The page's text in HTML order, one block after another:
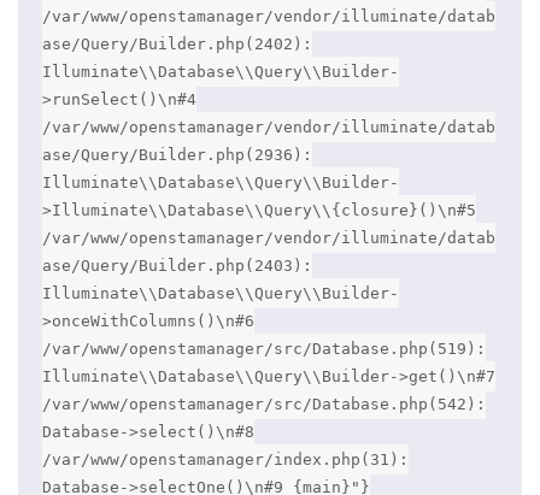
/var/www/openstamanager/vendor/illuminate/datab
ase/Query/Builder.php(2402):
Illuminate\\Database\\Query\\Builder-
>runSelect()\n#4
/var/www/openstamanager/vendor/illuminate/datab
ase/Query/Builder.php(2936):
Illuminate\\Database\\Query\\Builder-
>Illuminate\\Database\\Query\\{closure}()\n#5
/var/www/openstamanager/vendor/illuminate/datab
ase/Query/Builder.php(2403):
Illuminate\\Database\\Query\\Builder-
>onceWithColumns()\n#6
/var/www/openstamanager/src/Database.php(519):
Illuminate\\Database\\Query\\Builder->get()\n#7
/var/www/openstamanager/src/Database.php(542):
Database->select()\n#8
/var/www/openstamanager/index.php(31):
Database->selectOne()\n#9 {main}"}